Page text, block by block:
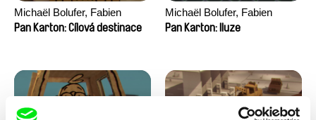
Michaël Bolufer, Fabien
Daphy
Pan Karton: Cílová destinace
Michaël Bolufer, Fabien
Daphy
Pan Karton: Iluze